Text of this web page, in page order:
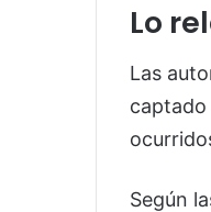
Lo
Las
captado
Según